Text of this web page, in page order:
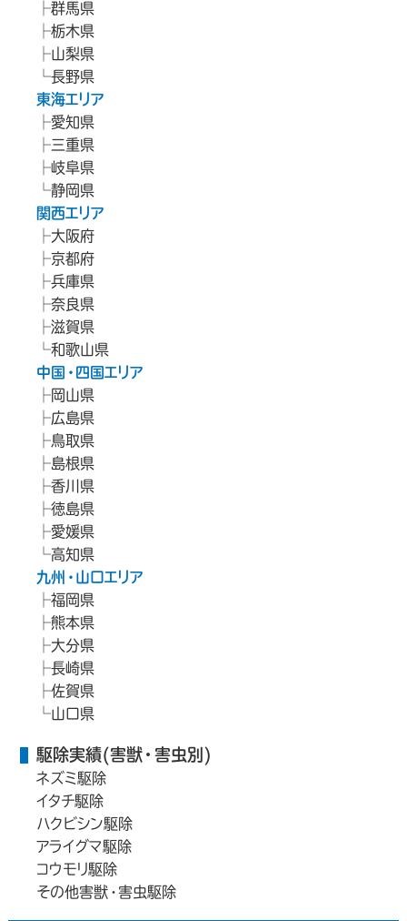
群馬県
栃木県
山梨県
長野県
東海エリア
愛知県
三重県
岐阜県
静岡県
関西エリア
大阪府
京都府
兵庫県
奈良県
滋賀県
和歌山県
中国・四国エリア
岡山県
広島県
鳥取県
島根県
香川県
徳島県
愛媛県
高知県
九州・山口エリア
福岡県
熊本県
大分県
長崎県
佐賀県
山口県
駆除実績(害獣・害虫別)
ネズミ駆除
イタチ駆除
ハクビシン駆除
アライグマ駆除
コウモリ駆除
その他害獣・害虫駆除